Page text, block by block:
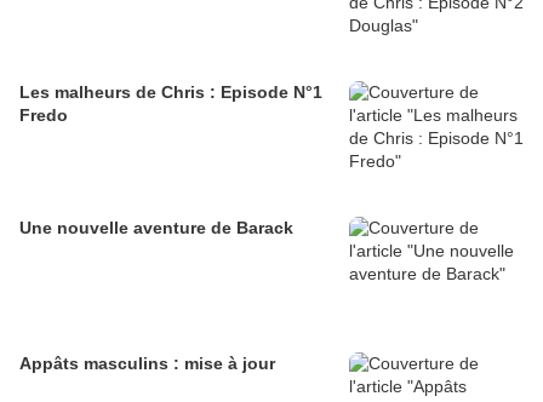
Les malheurs de Chris : Episode N°1
Fredo
Une nouvelle aventure de Barack
Appâts masculins : mise à jour